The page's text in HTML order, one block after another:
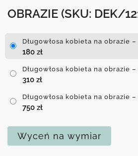
OBRAZIE (SKU: DEK/
Długowłosa kobieta na obrazie
180 zł
Długowłosa kobieta na obrazie
310 zł
Długowłosa kobieta na obrazie
750 zł
Wyceń na wymiar